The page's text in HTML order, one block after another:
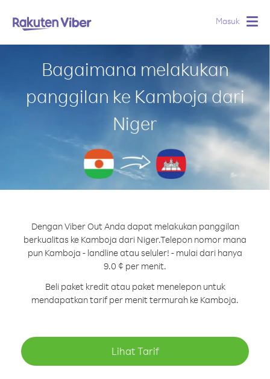
Masuk
Bagaimana melakukan
panggilan ke Kamboja dari
Niger
Dengan Viber Out Anda dapat melakukan panggilan
berkualitas ke Kamboja dari Niger.Telepon nomor mana
pun Kamboja - landline atau seluler! - mulai dari hanya
9.0 ¢ per menit.
Beli paket kredit atau paket menelepon untuk
mendapatkan tarif per menit termurah ke Kamboja.
Lihat Tarif